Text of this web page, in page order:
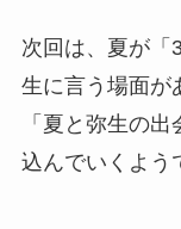
次回は、夏が「
生に言う場面が
「夏と弥生の
込んでいくよう